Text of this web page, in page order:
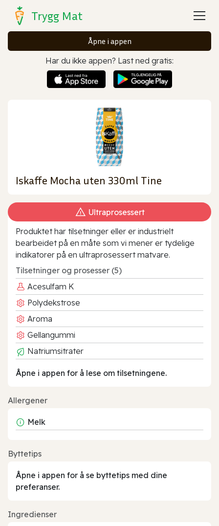
Trygg Mat
Åpne i appen
Har du ikke appen? Last ned gratis:
Iskaffe Mocha uten 330ml Tine
Ultraprosessert
Produktet har tilsetninger eller er industrielt
bearbeidet på en måte som vi mener er tydelige
indikatorer på en ultraprosessert matvare.
Tilsetninger og prosesser (5)
Acesulfam K
Polydekstrose
Aroma
Gellangummi
Natriumsitrater
Åpne i appen for å lese om tilsetningene.
Allergener
Melk
Byttetips
Åpne i appen for å se byttetips med dine
preferanser.
Ingredienser